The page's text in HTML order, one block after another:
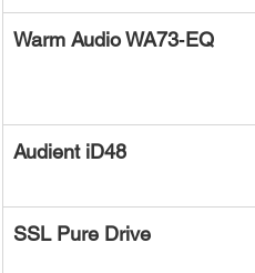
Warm Audio WA73‑EQ
Audient iD48
SSL Pure Drive